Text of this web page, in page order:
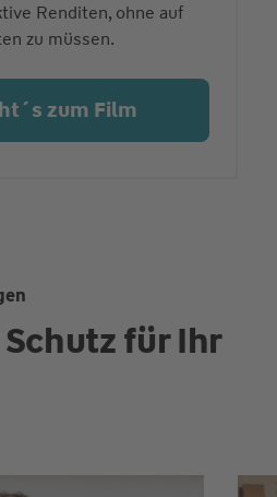
Renditen, ohne auf
zu müssen.
zum Film
für Ihr